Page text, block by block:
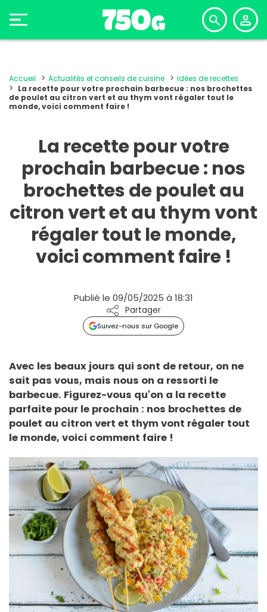
Accueil Actualités et conseils de cuisine
Idées de recettes
La recette pour votre prochain barbecue : nos brochettes
de poulet au citron vert et au thym vont régaler tout le
monde, voici comment faire !
La recette pour votre
prochain barbecue : nos
brochettes de poulet au
citron vert et au thym vont
régaler tout le monde,
voici comment faire !
Publié le 09/05/2025 à 18:31
Partager
Suivez-nous sur Google
Avec les beaux jours qui sont de retour, on ne
sait pas vous, mais nous on a ressorti le
barbecue. Figurez-vous qu'on a la recette
parfaite pour le prochain : nos brochettes de
poulet au citron vert et thym vont régaler tout
le monde, voici comment faire !